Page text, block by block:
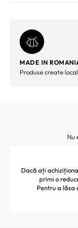
MADE IN
Produse create
Nu
Dacă ați
primi o
Pentru a lăsa